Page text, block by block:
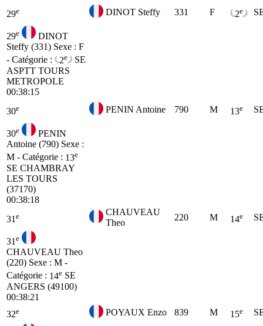
29e DINOT Steffy 331 F 2e
29e
DINOT
Steffy (331) Sexe : F
- Catégorie :
2e
SE
ASPTT TOURS
METROPOLE
00:38:15
30e PENIN Antoine 790 M 13e
30e
PENIN
Antoine (790) Sexe :
M - Catégorie : 13e
SE CHAMBRAY
LES TOURS
(37170)
00:38:18
31 e
CHAUVEAU
Theo
220 M 14e
31 e
CHAUVEAU Theo
(220) Sexe : M -
Catégorie : 14e SE
ANGERS (49100)
00:38:21
32e POYAUX Enzo 839 M 15e